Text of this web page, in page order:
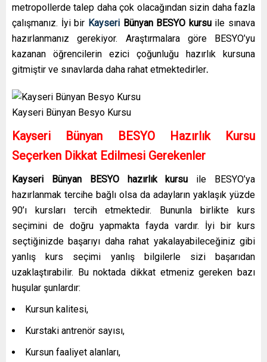
metropollerde talep daha çok olacağından sizin daha fazla
çalışmanız. İyi bir Kayseri Bünyan BESYO kursu ile sınava
hazırlanmanız gerekiyor. Araştırmalara göre BESYO’yu
kazanan öğrencilerin ezici çoğunluğu hazırlık kursuna
gitmiştir ve sınavlarda daha rahat etmektedirler.
Kayseri Bünyan Besyo Kursu
Kayseri Bünyan BESYO Hazırlık Kursu
Seçerken Dikkat Edilmesi Gerekenler
Kayseri Bünyan BESYO hazırlık kursu ile BESYO’ya
hazırlanmak tercihe bağlı olsa da adayların yaklaşık yüzde
90’ı kursları tercih etmektedir. Bununla birlikte kurs
seçimini de doğru yapmakta fayda vardır. İyi bir kurs
seçtiğinizde başarıyı daha rahat yakalayabileceğiniz gibi
yanlış kurs seçimi yanlış bilgilerle sizi başarıdan
uzaklaştırabilir. Bu noktada dikkat etmeniz gereken bazı
huşular şunlardır:
Kursun kalitesi,
Kurstaki antrenör sayısı,
Kursun faaliyet alanları,